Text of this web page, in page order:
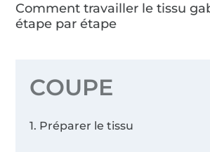
Comment travailler le tissu
étape par étape
COUPE
1. Préparer le tissu